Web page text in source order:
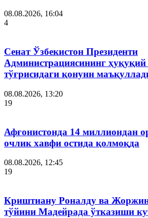
08.08.2026, 16:04
4
Сенат Ўзбекистон Президенти
Администрациясининг
тўғрисидаги қонунн
08.08.2026, 13:20
19
Афғонистонда 14 миллиондан
очлик хавфи остида қолмоқда
08.08.2026, 12:45
19
Криштиану Роналду ва
тўйини Мадейрада ўтказиши